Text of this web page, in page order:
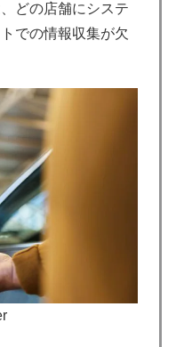
どの店舗にシステ
での情報収集が欠